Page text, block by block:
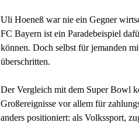
Uli Hoeneß war nie ein Gegner
FC Bayern ist ein Paradebeispiel
können. Doch selbst für jemanden
überschritten.
Der Vergleich mit dem Super Bowl
Großereignisse vor allem für
anders positioniert: als Volkssport,